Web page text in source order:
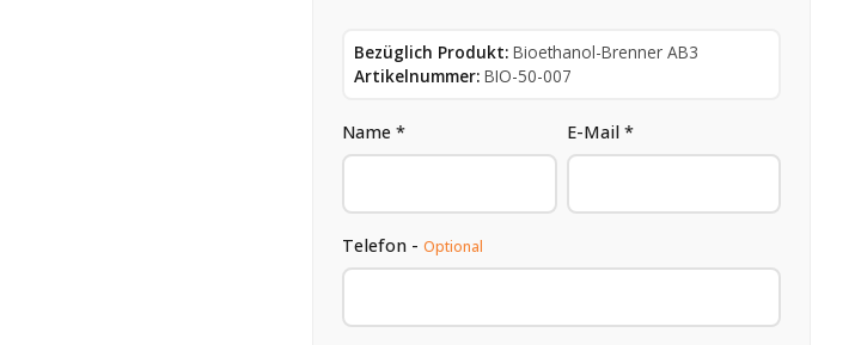
Bezüglich Produkt: Bioethanol-Brenner AB3
Artikelnummer: BIO-50-007
Name * E-Mail *
Telefon -Optional